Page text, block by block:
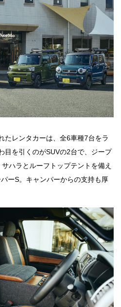
たレンタカーは、全6車種7台をラ
目を引くのがSUVの2台で、ジープ
ハラとルーフトップテントを備え
ーS。キャンパーからの支持も厚